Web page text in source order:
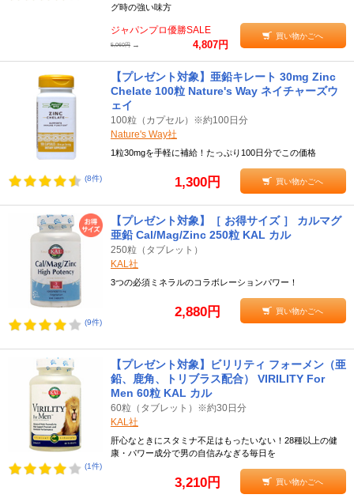
グ時の強い味方
ジャパンプロ優勝SALE
5,060円 → 4,807円
買い物かごへ
(8件)
【プレゼント対象】亜鉛キレート 30mg Zinc
Chelate 100粒 Nature's Way ネイチャーズウ
ェイ
100粒（カプセル）※約100日分
Nature's Way社
1粒30mgを手軽に補給！たっぷり100日分でこの価格
1,300円 買い物かごへ
(9件)
【プレゼント対象】［ お得サイズ ］ カルマグ
亜鉛 Cal/Mag/Zinc 250粒 KAL カル
250粒（タブレット）
KAL社
3つの必須ミネラルのコラボレーションパワー！
2,880円 買い物かごへ
(1件)
【プレゼント対象】ビリリティ フォーメン（亜
鉛、鹿角、トリブラス配合） VIRILITY For
Men 60粒 KAL カル
60粒（タブレット）※約30日分
KAL社
肝心なときにスタミナ不足はもったいない！28種以上の健
康・パワー成分で男の自信みなぎる毎日を
3,210円 買い物かごへ